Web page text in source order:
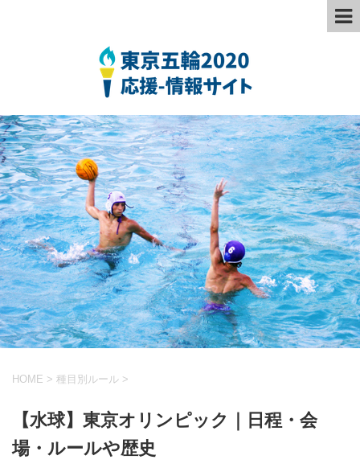
HOME > 種目別ルール >
【水球】東京オリンピック｜日程・会
場・ルールや歴史